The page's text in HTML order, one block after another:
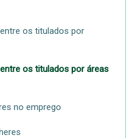
os titulados por
os titulados por áreas
no emprego